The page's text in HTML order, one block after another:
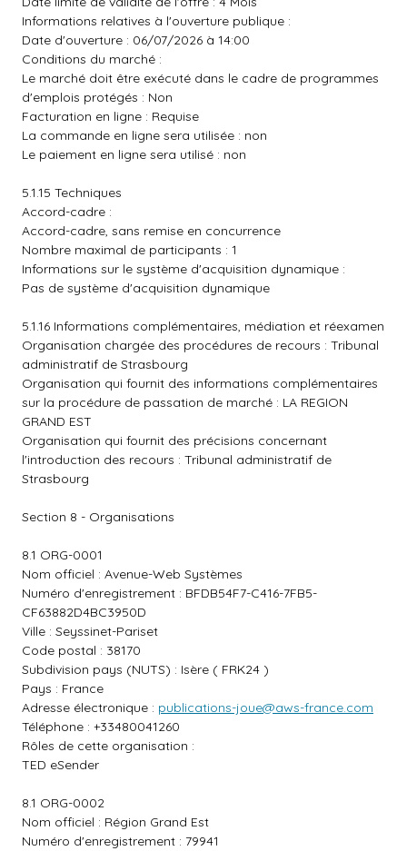
Informations relatives à l'ouverture publique :
Date d'ouverture : 06/07/2026 à 14:00
Conditions du marché :
Le marché doit être exécuté dans le cadre de programmes
d'emplois protégés : Non
Facturation en ligne : Requise
La commande en ligne sera utilisée : non
Le paiement en ligne sera utilisé : non
5.1.15 Techniques
Accord-cadre :
Accord-cadre, sans remise en concurrence
Nombre maximal de participants : 1
Informations sur le système d'acquisition dynamique :
Pas de système d'acquisition dynamique
5.1.16 Informations complémentaires, médiation et réexamen
Organisation chargée des procédures de recours : Tribunal
administratif de Strasbourg
Organisation qui fournit des informations complémentaires
sur la procédure de passation de marché : LA REGION
GRAND EST
Organisation qui fournit des précisions concernant
l'introduction des recours : Tribunal administratif de
Strasbourg
Section 8 - Organisations
8.1 ORG-0001
Nom officiel : Avenue-Web Systèmes
Numéro d'enregistrement : BFDB54F7-C416-7FB5-
CF63882D4BC3950D
Ville : Seyssinet-Pariset
Code postal : 38170
Subdivision pays (NUTS) : Isère ( FRK24 )
Pays : France
Adresse électronique : publications-joue@aws-france.com
Téléphone : +33480041260
Rôles de cette organisation :
TED eSender
8.1 ORG-0002
Nom officiel : Région Grand Est
Numéro d'enregistrement : 79941